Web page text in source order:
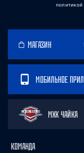
политикой
МАГАЗИН
МОБИЛЬНОЕ
МХК ЧАЙКА
КОМАНДА